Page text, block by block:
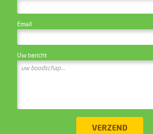
Email
Uw bericht
VERZEND